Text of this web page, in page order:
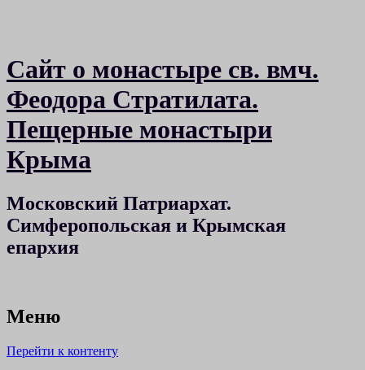
Сайт о монастыре св. вмч.
Феодора Стратилата.
Пещерные монастыри
Крыма
Московский Патриархат.
Симферопольская и Крымская
епархия
Меню
Перейти к контенту